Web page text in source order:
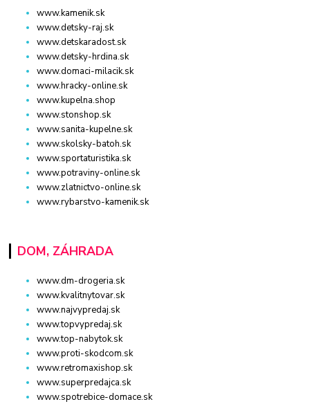
www.kamenik.sk
www.detsky-raj.sk
www.detskaradost.sk
www.detsky-hrdina.sk
www.domaci-milacik.sk
www.hracky-online.sk
www.kupelna.shop
www.stonshop.sk
www.sanita-kupelne.sk
www.skolsky-batoh.sk
www.sportaturistika.sk
www.potraviny-online.sk
www.zlatnictvo-online.sk
www.rybarstvo-kamenik.sk
DOM, ZÁHRADA
www.dm-drogeria.sk
www.kvalitnytovar.sk
www.najvypredaj.sk
www.topvypredaj.sk
www.top-nabytok.sk
www.proti-skodcom.sk
www.retromaxishop.sk
www.superpredajca.sk
www.spotrebice-domace.sk